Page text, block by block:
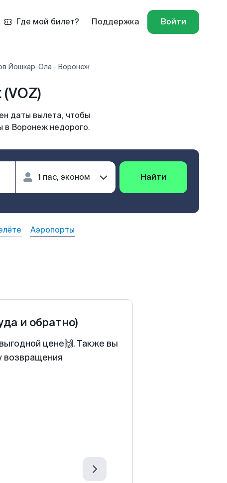
Где мой билет? Поддержка Войти
Йошкар-Ола - Воронеж
даты вылета, чтобы
в Воронеж недорого.
Найти
Аэропорты
и обратно)
цене🙌. Также вы
возвращения